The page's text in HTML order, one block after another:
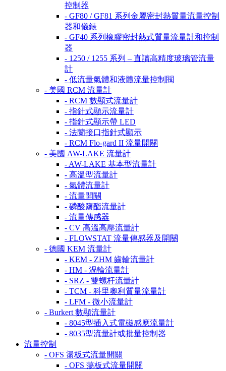
控制器
- GF80 / GF81 系列金屬密封熱質量流量控制
器和儀錶
- GF40 系列橡膠密封熱式質量流量計和控制
器
- 1250 / 1255 系列 – 直讀高精度玻璃管流量
計
- 低流量氣體和液體流量控制閥
- 美國 RCM 流量計
- RCM 數顯式流量計
- 指針式顯示流量計
- 指針式顯示帶 LED
- 法蘭接口指針式顯示
- RCM Flo-gard II 流量開關
- 美國 AW-LAKE 流量計
- AW-LAKE 基本型流量計
- 高溫型流量計
- 氣體流量計
- 流量開關
- 磷酸鹽酯流量計
- 流量傳感器
- CV 高溫高壓流量計
- FLOWSTAT 流量傳感器及開關
- 德國 KEM 流量計
- KEM - ZHM 齒輪流量計
- HM - 渦輪流量計
- SRZ - 雙螺杆流量計
- TCM - 科里奧利質量流量計
- LFM - 微小流量計
- Burkert 數顯流量計
- 8045型插入式電磁感應流量計
- 8035型流量計或批量控制器
流量控制
- OFS 盪板式流量開關
- OFS 蕩板式流量開關